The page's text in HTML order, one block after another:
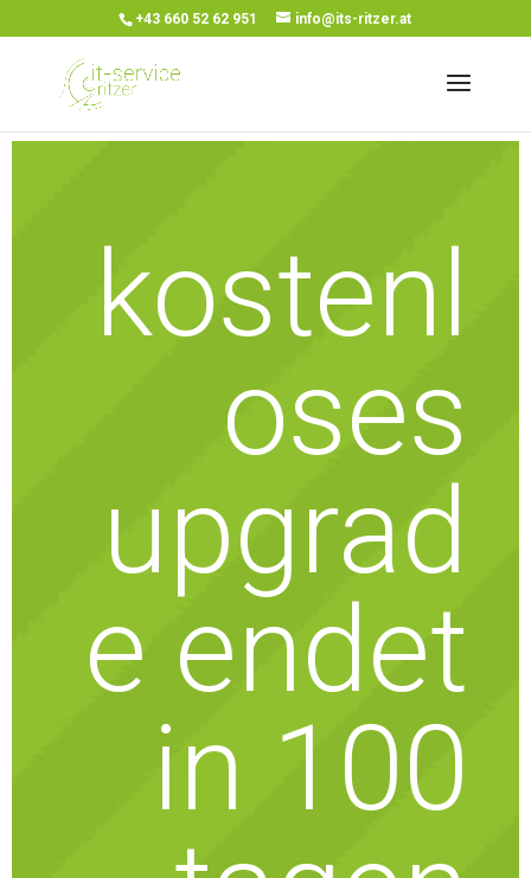
+43 660 52 62 951 info@its-ritzer.at
kostenl
oses
upgrad
e endet
in 100